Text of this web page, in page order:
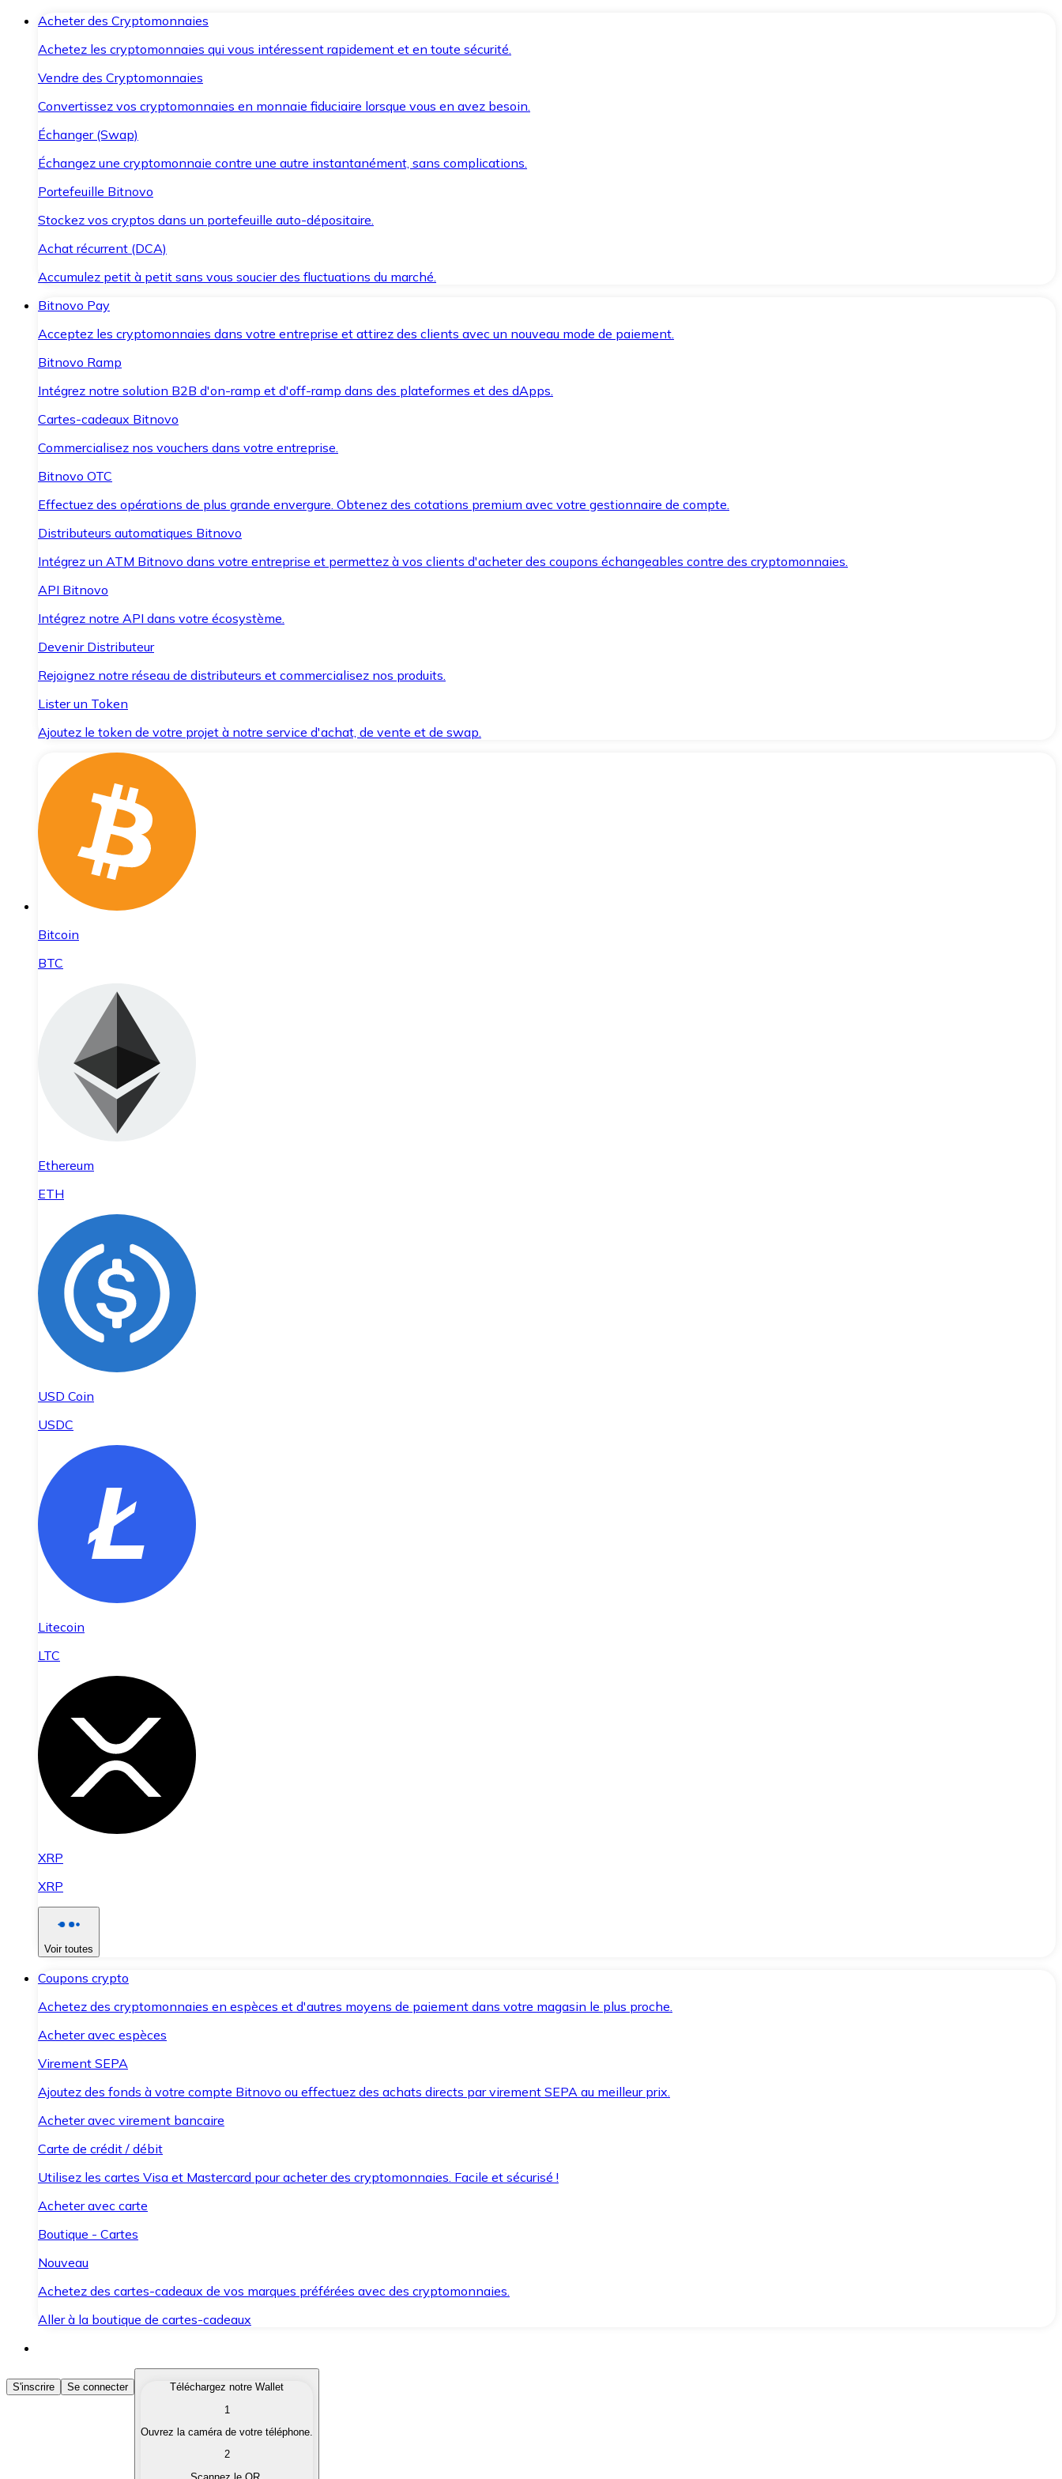
Acheter des Cryptomonnaies
Achetez les cryptomonnaies qui vous intéressent rapidement et en toute sécurité.
Vendre des Cryptomonnaies
Convertissez vos cryptomonnaies en monnaie fiduciaire lorsque vous en avez besoin.
Échanger (Swap)
Échangez une cryptomonnaie contre une autre instantanément, sans complications.
Portefeuille Bitnovo
Stockez vos cryptos dans un portefeuille auto-dépositaire.
Achat récurrent (DCA)
Accumulez petit à petit sans vous soucier des fluctuations du marché.
Bitnovo Pay
Acceptez les cryptomonnaies dans votre entreprise et attirez des clients avec un nouveau mode de paiement.
Bitnovo Ramp
Intégrez notre solution B2B d'on-ramp et d'off-ramp dans des plateformes et des dApps.
Cartes-cadeaux Bitnovo
Commercialisez nos vouchers dans votre entreprise.
Bitnovo OTC
Effectuez des opérations de plus grande envergure. Obtenez des cotations premium avec votre gestionnaire de compte.
Distributeurs automatiques Bitnovo
Intégrez un ATM Bitnovo dans votre entreprise et permettez à vos clients d'acheter des coupons échangeables contre des cryptomonnaies.
API Bitnovo
Intégrez notre API dans votre écosystème.
Devenir Distributeur
Rejoignez notre réseau de distributeurs et commercialisez nos produits.
Lister un Token
Ajoutez le token de votre projet à notre service d'achat, de vente et de swap.
Bitcoin
BTC
Ethereum
ETH
USD Coin
USDC
Litecoin
LTC
XRP
XRP
Voir toutes
Coupons crypto
Achetez des cryptomonnaies en espèces et d'autres moyens de paiement dans votre magasin le plus proche.
Acheter avec espèces
Virement SEPA
Ajoutez des fonds à votre compte Bitnovo ou effectuez des achats directs par virement SEPA au meilleur prix.
Acheter avec virement bancaire
Carte de crédit / débit
Utilisez les cartes Visa et Mastercard pour acheter des cryptomonnaies. Facile et sécurisé !
Acheter avec carte
Boutique - Cartes
Nouveau
Achetez des cartes-cadeaux de vos marques préférées avec des cryptomonnaies.
Aller à la boutique de cartes-cadeaux
Acheter des Cryptomonnaies
Achetez les cryptomonnaies qui vous intéressent rapidement et en toute sécurité.
Convertissez vos cryptomonnaies en monnaie fiduciaire lorsque vous en avez besoin.
S'inscrire Se connecter
Téléchargez notre Wallet
1
Ouvrez la caméra de votre téléphone.
2